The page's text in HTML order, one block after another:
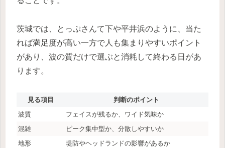
茨城では、とっぷさんて下や平井浜のように、当た
れば満足度が高い一方で人も集まりやすいポイント
があり、波の質だけで選ぶと消耗して終わる日があ
ります。
見る項目
判断のポイント
波質
フェイスが残るか、ワイド気味か
混雑
ピーク集中型か、分散しやすいか
地形
堤防やヘッドランドの影響があるか